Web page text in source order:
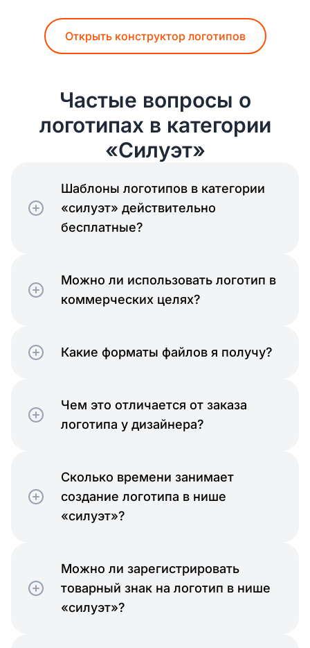
Открыть конструктор логотипов
Частые вопросы о
логотипах в категории
«Силуэт»
Шаблоны логотипов в категории
«силуэт» действительно
бесплатные?
Можно ли использовать логотип в
коммерческих целях?
Какие форматы файлов я получу?
Чем это отличается от заказа
логотипа у дизайнера?
Сколько времени занимает
создание логотипа в нише
«силуэт»?
Можно ли зарегистрировать
товарный знак на логотип в нише
«силуэт»?